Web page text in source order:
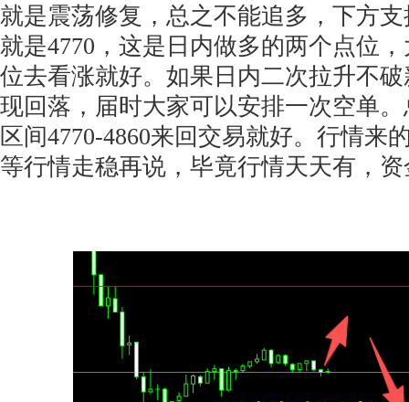
就是震荡修复，总之不能追多，下方
就是4770，这是日内做多的两个点位
位去看涨就好。如果日内二次拉升不
现回落，届时大家可以安排一次空单
区间4770-4860来回交易就好。行情来
等行情走稳再说，毕竟行情天天有，